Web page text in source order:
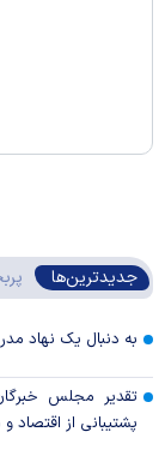
جدیدترین‌ها
به دنبال یک نهاد
تقدیر مجلس
پشتیبانی از